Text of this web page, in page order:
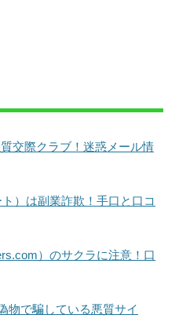
交際クラブ！迷惑メール情
）は副業詐欺！手口と口コ
）のサクラに注意！口
物で騙している悪質サイ